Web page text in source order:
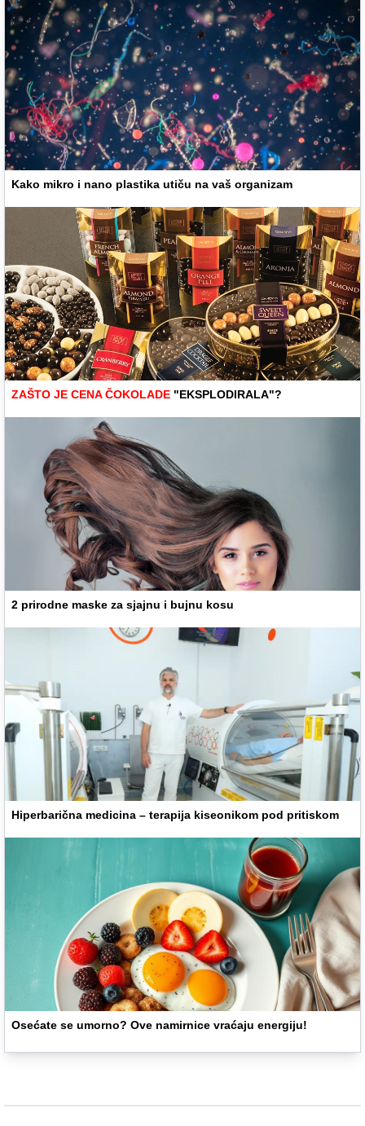
Kako mikro i nano plastika utiču na vaš organizam
ZAŠTO JE CENA ČOKOLADE "EKSPLODIRALA"?
2 prirodne maske za sjajnu i bujnu kosu
Hiperbarična medicina – terapija kiseonikom pod pritiskom
Osećate se umorno? Ove namirnice vraćaju energiju!